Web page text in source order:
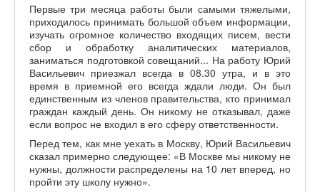
Первые три месяца работы были самыми тяжелыми,
приходилось принимать большой объем информации,
изучать огромное количество входящих писем, вести
сбор и обработку аналитических материалов,
заниматься подготовкой совещаний... На работу Юрий
Васильевич приезжал всегда в 08.30 утра, и в это
время в приемной его всегда ждали люди. Он был
единственным из членов правительства, кто принимал
граждан каждый день. Он никому не отказывал, даже
если вопрос не входил в его сферу ответственности.
Перед тем, как мне уехать в Москву, Юрий Васильевич
сказал примерно следующее: «В Москве мы никому не
нужны, должности распределены на 10 лет вперед, но
пройти эту школу нужно».